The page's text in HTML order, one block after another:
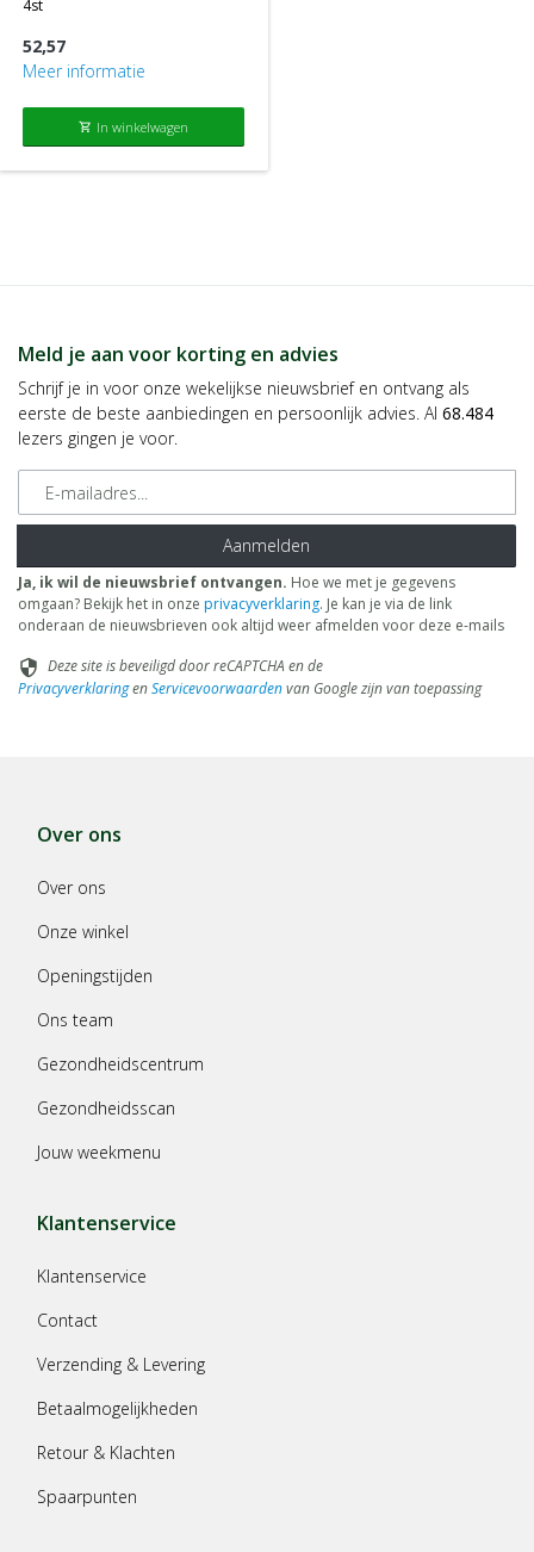
4st
52,57
Meer informatie
shopping_cart In winkelwagen
Meld je aan voor korting en advies
Schrijf je in voor onze wekelijkse nieuwsbrief en ontvang als
eerste de beste aanbiedingen en persoonlijk advies. Al 68.484
lezers gingen je voor.
E-mailadres
Aanmelden
Ja, ik wil de nieuwsbrief ontvangen. Hoe we met je gegevens
omgaan? Bekijk het in onze privacyverklaring. Je kan je via de link
onderaan de nieuwsbrieven ook altijd weer afmelden voor deze e-mails
security Deze site is beveiligd door reCAPTCHA en de
PrivacyverklaringenServicevoorwaardenvan Google zijn van toepassing
Over ons
Over ons
Onze winkel
Openingstijden
Ons team
Gezondheidscentrum
Gezondheidsscan
Jouw weekmenu
Klantenservice
Klantenservice
Contact
Verzending & Levering
Betaalmogelijkheden
Retour & Klachten
Spaarpunten